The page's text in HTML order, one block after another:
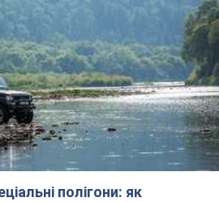
полігони: як